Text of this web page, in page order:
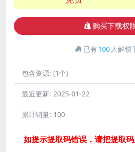
购买下载权
已有100 人解锁
包含资源: (1个)
最近更新: 2025-01-22
累计销量: 100
如提示提取码错误，请把提取